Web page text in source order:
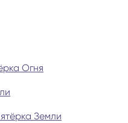
Расклад Таро на
Огня
Земли